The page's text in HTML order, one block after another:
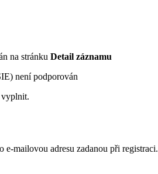
na stránku Detail záznamu
není podporován
vyplnit.
e-mailovou adresu zadanou při registraci.